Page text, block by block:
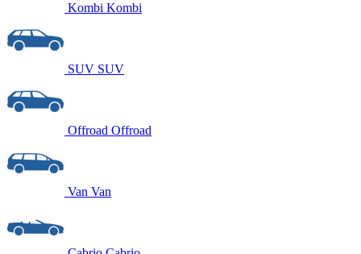
Kombi Kombi
SUV SUV
Offroad Offroad
Van Van